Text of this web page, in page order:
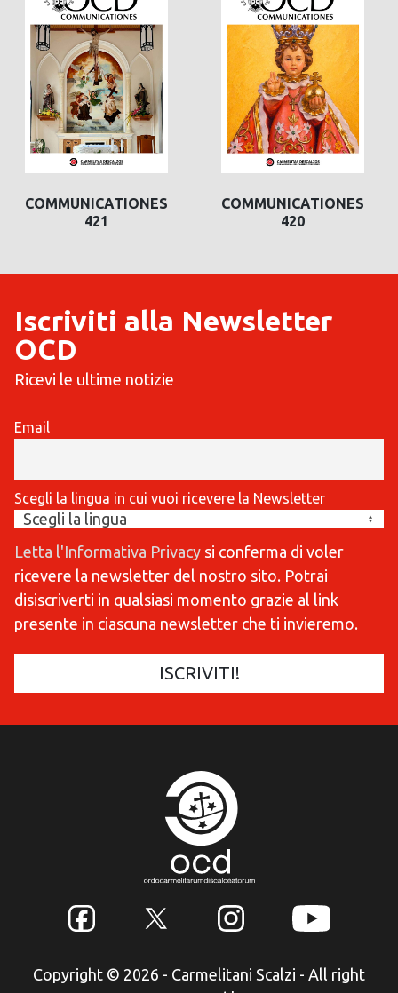
COMMUNICATIONES
421
COMMUNICATIONES
420
Iscriviti alla Newsletter
OCD
Ricevi le ultime notizie
Email
Scegli la lingua in cui vuoi ricevere la Newsletter
Letta l'Informativa Privacy si conferma di voler
ricevere la newsletter del nostro sito. Potrai
disiscriverti in qualsiasi momento grazie al link
presente in ciascuna newsletter che ti invieremo.
Copyright © 2026 - Carmelitani Scalzi - All right